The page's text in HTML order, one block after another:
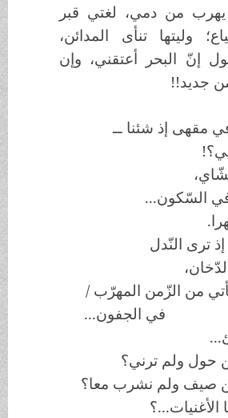
من دمي، لغتي قبر
وليتها تنأى المدائن،
إنّ البحر أعتقني، وإن
جديد!!
إذ شئنا ــ
السّكون...
النّدل
من الزّمن المهرّب /
ولم ترني؟
ولم نشرب معا؟